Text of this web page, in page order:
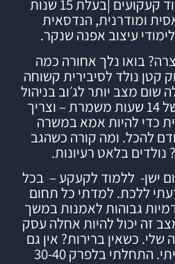
קעקועים |
בעלת 15 שנות
ומודרנית, הנדסאית
עיצוב אפנה שנקר.
בואו נלך אחורה כמה
כשתינוק קטן נולד לסיבירית קשוחה
שום מצב יותר לג׳וב בניהול
צוותים עם משמרות של 14 שעות משמרת – וצריך
כדי להיות אמא במשרה
להכל. ומה קורה כשהגב
נולדים בלאט רעיונות.
ישן- ללמוד לקעקע – בכל
ללכת. למדתי כל תחום
גבוהות לאמנות במשך
מצב זה יכול להיות אחלה עסק
שלי. כשאין ברירות? אין גם
התחלתי בלפרק 30-40